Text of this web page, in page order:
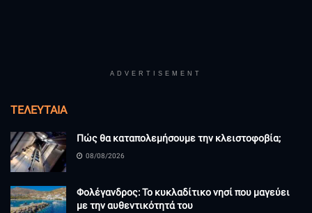
ADVERTISEMENT
ΤΕΛΕΥΤΑΊΑ
Πώς θα καταπολεμήσουμε την κλειστοφοβία;
08/08/2026
Φολέγανδρος: Το κυκλαδίτικο νησί που μαγεύει
με την αυθεντικότητά του